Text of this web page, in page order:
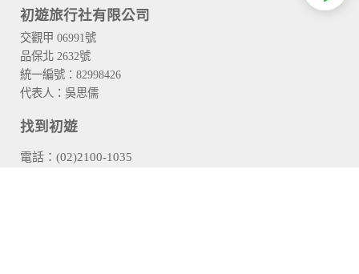
初遊旅行社有限公司
交觀甲 06991號
品保北 2632號
統一編號：82998426
代表人：吳思儒
找到初遊
電話：(02)2100-1035